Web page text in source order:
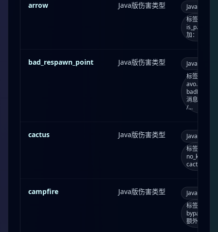
arrow Java版伤害类型 Java版
标签：
is_p...；死
加：0.1
bad_respawn_point Java版伤害类型 Java版
标签：
avo...；死
消息类型
/...
cactus Java版伤害类型 Java版
标签：
cactus；消
campfire Java版伤害类型 Java版
标签：
额外参数